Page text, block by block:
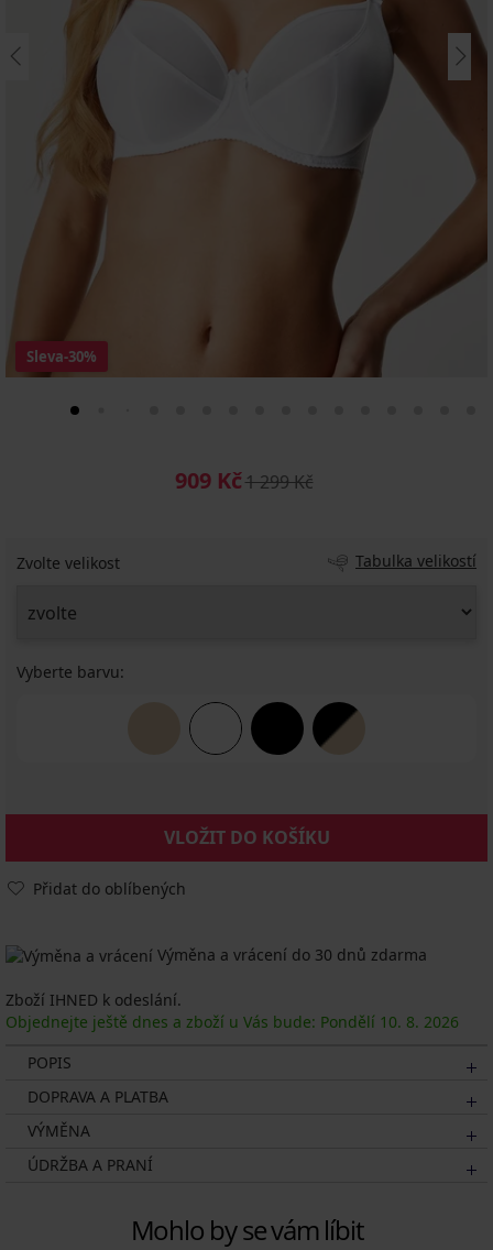
Sleva-30%
909 Kč1 299 Kč
Zvolte velikost Tabulka velikostí
Vyberte barvu:
VLOŽIT DO KOŠÍKU
Přidat do oblíbených
Výměna a vrácení do 30 dnů zdarma
Zboží IHNED k odeslání.
Objednejte ještě dnes a zboží u Vás bude: Pondělí 10. 8. 2026
POPIS
DOPRAVA A PLATBA
VÝMĚNA
ÚDRŽBA A PRANÍ
Mohlo by se vám líbit